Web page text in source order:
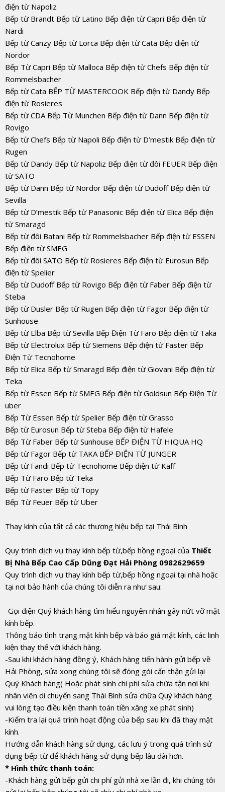
điện từ Napoliz
Bếp từ Brandt Bếp từ Latino Bếp điện từ Capri Bếp điện từ
Nardi
Bếp từ Canzy Bếp từ Lorca Bếp điện từ Cata Bếp điện từ
Nordor
Bếp Từ Capri Bếp từ Malloca Bếp điện từ Chefs Bếp điện từ
Rommelsbacher
Bếp từ Cata BẾP TỪ MASTERCOOK Bếp điện từ Dandy Bếp
điện từ Rosieres
Bếp từ CDA Bếp Từ Munchen Bếp điện từ Dann Bếp điện từ
Rovigo
Bếp từ Chefs Bếp từ Napoli Bếp điện từ D’mestik Bếp điện từ
Rugen
Bếp từ Dandy Bếp từ Napoliz Bếp điện từ đôi FEUER Bếp điện
từ SATO
Bếp từ Dann Bếp từ Nordor Bếp điện từ Dudoff Bếp điện từ
Sevilla
Bếp từ D’mestik Bếp từ Panasonic Bếp điện từ Elica Bếp điện
từ Smaragd
Bếp từ đôi Batani Bếp từ Rommelsbacher Bếp điện từ ESSEN
Bếp điện từ SMEG
Bếp từ đôi SATO Bếp từ Rosieres Bếp điện từ Eurosun Bếp
điện từ Spelier
Bếp từ Dudoff Bếp từ Rovigo Bếp điện từ Faber Bếp điện từ
Steba
Bếp từ Dusler Bếp từ Rugen Bếp điện từ Fagor Bếp điện từ
Sunhouse
Bếp từ Elba Bếp từ Sevilla Bếp Điện Từ Faro Bếp điện từ Taka
Bếp từ Electrolux Bếp từ Siemens Bếp điện từ Faster Bếp
Điện Từ Tecnohome
Bếp từ Elica Bếp từ Smaragd Bếp điện từ Giovani Bếp điện từ
Teka
Bếp từ Essen Bếp từ SMEG Bếp điện từ Goldsun Bếp Điện Từ
uber
Bếp Từ Essen Bếp từ Spelier Bếp điện từ Grasso
Bếp từ Eurosun Bếp từ Steba Bếp điện từ Hafele
Bếp Từ Faber Bếp từ Sunhouse BẾP ĐIỆN TỪ HIQUA HQ
Bếp từ Fagor Bếp từ TAKA BẾP ĐIỆN TỪ JUNGER
Bếp từ Fandi Bếp từ Tecnohome Bếp điện từ Kaff
Bếp Từ Faro Bếp từ Teka
Bếp từ Faster Bếp từ Topy
Bếp Từ Feuer Bếp từ Uber
Thay kính của tất cả các thương hiệu bếp tại Thái Bình
Quy trình dịch vụ thay kính bếp từ,bếp hồng ngoại của Thiết
Bị Nhà Bếp Cao Cấp Dũng Đạt Hải Phòng 0982629659
Quy trình dịch vụ thay kính bếp từ,bếp hồng ngoại tại nhà hoặc
tại nơi bảo hành của chúng tôi diễn ra như sau:
-Gọi điện Quý khách hàng tìm hiểu nguyên nhân gây nứt vỡ mặt
kính bếp.
Thông báo tình trạng mặt kính bếp và báo giá mặt kính, các linh
kiện thay thế với khách hàng.
-Sau khi khách hàng đồng ý, Khách hàng tiến hành gửi bếp về
Hải Phòng, sửa xong chúng tôi sẽ đóng gói cẩn thận gửi lại
Quý Khách hàng( Hoặc phát sinh chi phí sửa chữa tận nơi khi
nhân viên di chuyển sang Thái Bình sửa chữa Quý khách hàng
vui lòng tạo điều kiện thanh toán tiền xăng xe phát sinh)
-Kiểm tra lại quá trình hoạt động của bếp sau khi đã thay mặt
kính.
Hướng dẫn khách hàng sử dụng, các lưu ý trong quá trình sử
dụng bếp từ để khách hàng sử dụng bếp lâu dài hơn.
* Hình thức thanh toán:
-Khách hàng gửi bếp gửi chi phí gửi nhà xe lần đi, khi chúng tôi